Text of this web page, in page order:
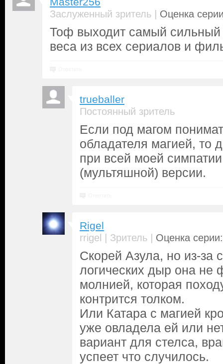
Заслуженный зритель | Оценка
Тоф выходит самый сильный
веса из всех сериалов и
trueballer
Постоянный зритель
Если под магом
обладателя магией, то
при всей моей
(мультяшной) версии.
Rigel
rrigel | Зритель | Оценка
Скорей Азула, но из-за
логических дыр она не
молнией, которая
контрится толком.
Или Катара с магией
уже овладела ей или
вариант для стелса,
успеет что случилось.